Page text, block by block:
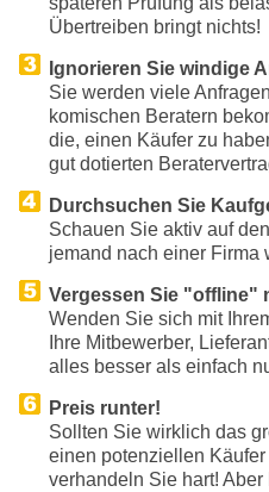
Übertreiben bringt nichts!
Ignorieren Sie windige
Sie werden viele
komischen Beratern
die, einen Käufer zu
gut dotierten
Durchsuchen Sie
Schauen Sie aktiv auf
jemand nach einer Firma
Vergessen Sie "offline"
Wenden Sie sich mit
Ihre Mitbewerber,
alles besser als einfach
Preis runter!
Sollten Sie wirklich das
einen potenziellen
verhandeln Sie hart!